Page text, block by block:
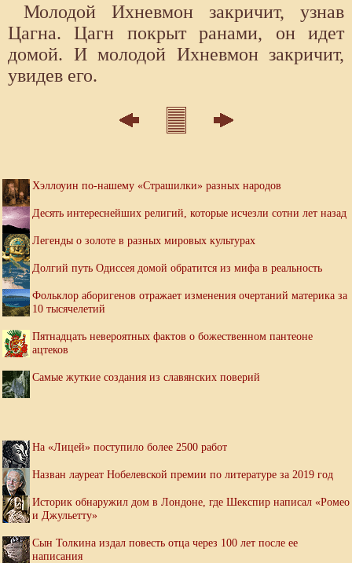
Молодой Ихневмон закричит, узнав
Цагна. Цагн покрыт ранами, он идет
домой. И молодой Ихневмон закричит,
увидев его.
Хэллоуин по-нашему «Страшилки» разных народов
Десять интереснейших религий, которые исчезли сотни лет назад
Легенды о золоте в разных мировых культурах
Долгий путь Одиссея домой обратится из мифа в реальность
Фольклор аборигенов отражает изменения очертаний материка за
10 тысячелетий
Пятнадцать невероятных фактов о божественном пантеоне
ацтеков
Самые жуткие создания из славянских поверий
На «Лицей» поступило более 2500 работ
Назван лауреат Нобелевской премии по литературе за 2019 год
Историк обнаружил дом в Лондоне, где Шекспир написал «Ромео
и Джульетту»
Сын Толкина издал повесть отца через 100 лет после ее
написания